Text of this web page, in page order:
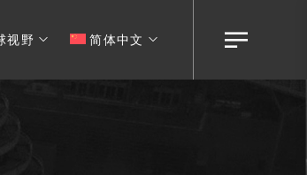
视野 简体中文